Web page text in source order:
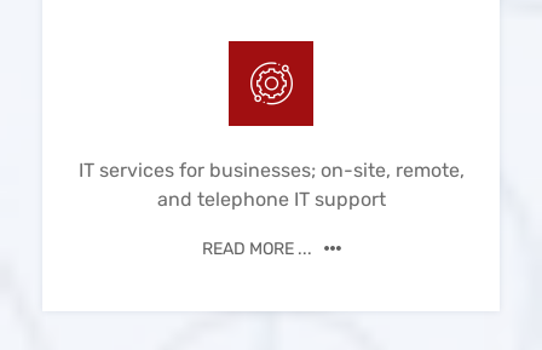
IT services for businesses; on-site, remote,
and telephone IT support
READ MORE ...